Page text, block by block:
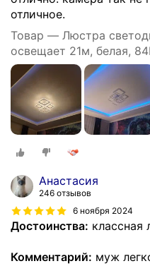
отличное.
Товар — Люстра
освещает 21м, белая,
Анастасия
246 отзывов
6 ноября 2024
Достоинства: классная
Комментарий: муж